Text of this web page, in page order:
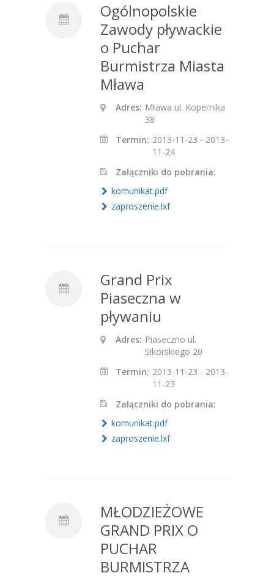
Ogólnopolskie
Zawody pływackie
o Puchar
Burmistrza Miasta
Mława
Adres: Mława ul. Kopernika
38
Termin: 2013-11-23 - 2013-
11-24
Załączniki do pobrania:
komunikat.pdf
zaproszenie.lxf
Grand Prix
Piaseczna w
pływaniu
Adres: Piaseczno ul.
Sikorskiego 20
Termin: 2013-11-23 - 2013-
11-23
Załączniki do pobrania:
komunikat.pdf
zaproszenie.lxf
MŁODZIEŻOWE
GRAND PRIX O
PUCHAR
BURMISTRZA